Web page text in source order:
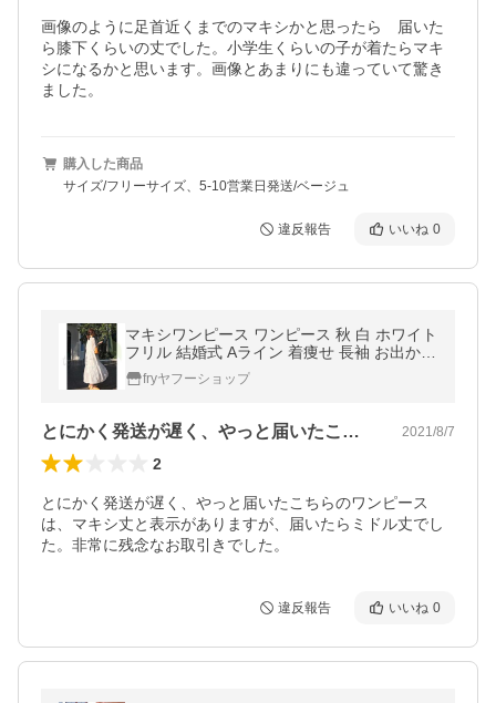
画像のように足首近くまでのマキシかと思ったら　届いた
ら膝下くらいの丈でした。小学生くらいの子が着たらマキ
シになるかと思います。画像とあまりにも違っていて驚き
ました。
購入した商品
サイズ/フリーサイズ、5-10営業日発送/ベージュ
違反報告 いいね 0
マキシワンピース ワンピース 秋 白 ホワイト
フリル 結婚式 Aライン 着痩せ 長袖 お出かけ
ミモレ丈 きれいめ マキシ丈ワンピース 20代
30代40代
fryヤフーショップ
とにかく発送が遅く、やっと届いたこちら… 2021/8/7
2
とにかく発送が遅く、やっと届いたこちらのワンピース
は、マキシ丈と表示がありますが、届いたらミドル丈でし
た。非常に残念なお取引きでした。
違反報告 いいね 0